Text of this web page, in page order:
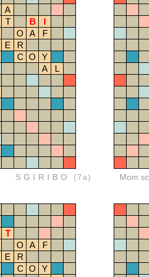
A
T B
I
O A
F
E
R
C O
Y
A
L
SGIRIBO (7a) Mom
T
O A
F
E
R
C O
Y